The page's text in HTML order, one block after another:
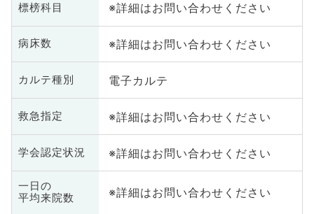
標榜科目 ※詳細はお問い合わせください
病床数 ※詳細はお問い合わせください
カルテ種別 電子カルテ
救急指定 ※詳細はお問い合わせください
学会認定状況 ※詳細はお問い合わせください
一日の
平均来院数
※詳細はお問い合わせください